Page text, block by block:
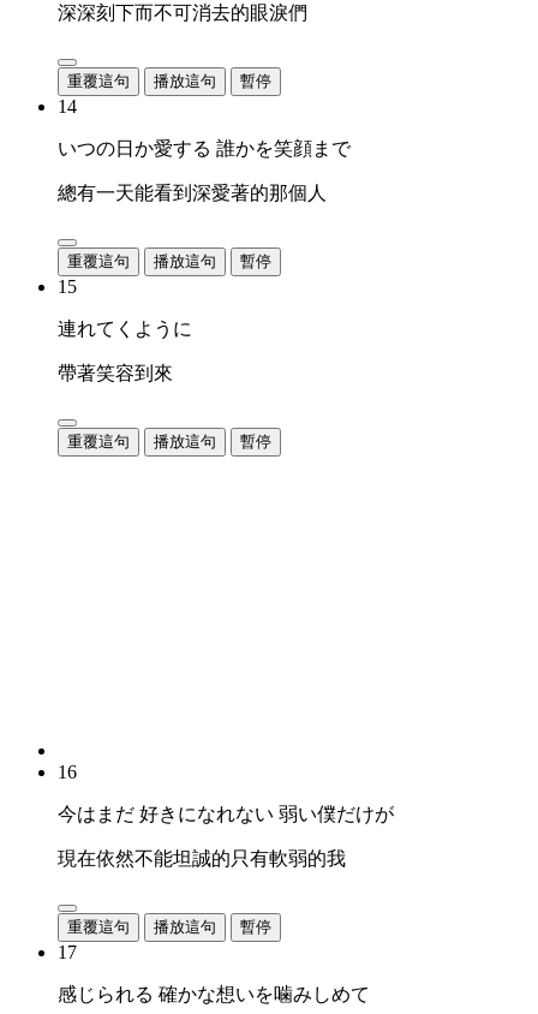
深深刻下而不可消去的眼淚們
重覆這句 播放這句 暫停
14
いつの日か愛する 誰かを笑顔まで
總有一天能看到深愛著的那個人
重覆這句 播放這句 暫停
15
連れてくように
帶著笑容到來
重覆這句 播放這句 暫停
16
今はまだ 好きになれない 弱い僕だけが
現在依然不能坦誠的只有軟弱的我
重覆這句 播放這句 暫停
17
感じられる 確かな想いを噛みしめて